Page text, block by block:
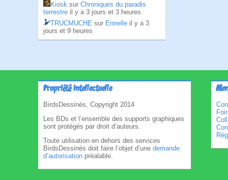
Kiosk sur Chroniques du paradis
terrestre il y a 3 jours et 3 heures
TRUCMUCHE sur Ennelle il y a 3
jours et 9 heures
Propriété intellectuelle
BirdsDessinés, Copyright 2014
Les BDs et l’ensemble des supports graphiques
sont protégés par droit d’auteurs.
Toute utilisation en dehors des services
BirdsDessinés doit faire l’objet d’une demande
d’autorisation préalable.